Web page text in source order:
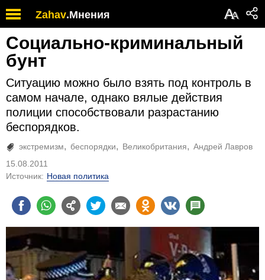
Zahav.Мнения АА
Социально-криминальный
бунт
Ситуацию можно было взять под контроль в
самом начале, однако вялые действия
полиции способствовали разрастанию
беспорядков.
экстремизм беспорядки Великобритания
Андрей Лавров
15.08.2011
Источник: Новая политика